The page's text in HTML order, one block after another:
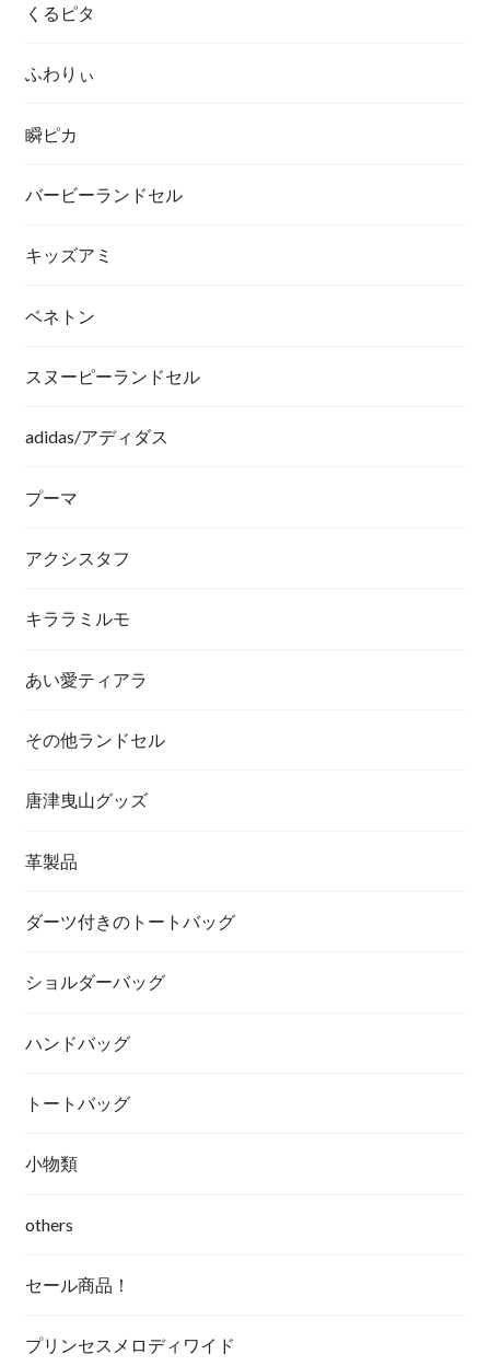
くるピタ
ふわりぃ
瞬ピカ
バービーランドセル
キッズアミ
ベネトン
スヌーピーランドセル
adidas/アディダス
プーマ
アクシスタフ
キララミルモ
あい愛ティアラ
その他ランドセル
唐津曳山グッズ
革製品
ダーツ付きのトートバッグ
ショルダーバッグ
ハンドバッグ
トートバッグ
小物類
others
セール商品！
プリンセスメロディワイド